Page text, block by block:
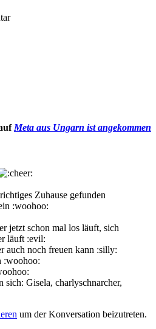
Meta aus Ungarn ist angekommen
Zuhause gefunden
:woohoo:
jetzt schon mal los läuft, sich
läuft :evil:
auch noch freuen kann :silly:
:woohoo:
sich: Gisela, charlyschnarcher,
um der Konversation beizutreten.